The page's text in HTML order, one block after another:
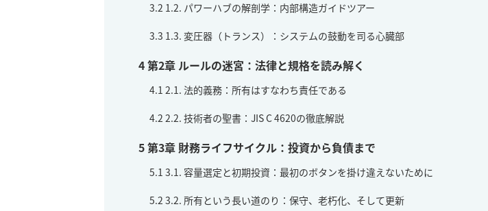
3.2 1.2. パワーハブの解剖学：内部構造ガイドツアー
3.3 1.3. 変圧器（トランス）：システムの鼓動を司る心臓部
4第2章 ルールの迷宮：法律と規格を読み解く
4.1 2.1. 法的義務：所有はすなわち責任である
4.2 2.2. 技術者の聖書：JIS C 4620の徹底解説
5第3章 財務ライフサイクル：投資から負債まで
5.1 3.1. 容量選定と初期投資：最初のボタンを掛け違えないために
5.2 3.2. 所有という長い道のり：保守、老朽化、そして更新